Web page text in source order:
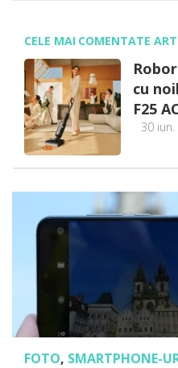
CELE MAI COMENTATE
cu
F25
30
FOTO, SMARTPHONE-